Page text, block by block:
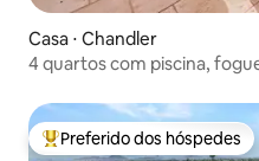
Casa ⋅ Chandler
4 quartos com piscina,
Entre os melhores
Preferido dos hóspedes